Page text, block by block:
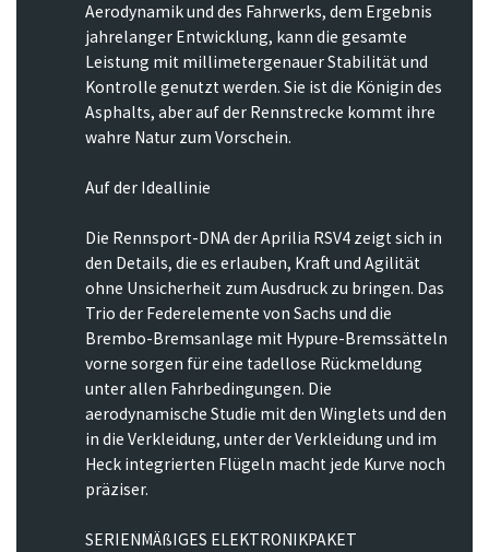
Aerodynamik und des Fahrwerks, dem Ergebnis
jahrelanger Entwicklung, kann die gesamte
Leistung mit millimetergenauer Stabilität und
Kontrolle genutzt werden. Sie ist die Königin des
Asphalts, aber auf der Rennstrecke kommt ihre
wahre Natur zum Vorschein.
Auf der Ideallinie
Die Rennsport-DNA der Aprilia RSV4 zeigt sich in
den Details, die es erlauben, Kraft und Agilität
ohne Unsicherheit zum Ausdruck zu bringen. Das
Trio der Federelemente von Sachs und die
Brembo-Bremsanlage mit Hypure-Bremssätteln
vorne sorgen für eine tadellose Rückmeldung
unter allen Fahrbedingungen. Die
aerodynamische Studie mit den Winglets und den
in die Verkleidung, unter der Verkleidung und im
Heck integrierten Flügeln macht jede Kurve noch
präziser.
SERIENMÄßIGES ELEKTRONIKPAKET